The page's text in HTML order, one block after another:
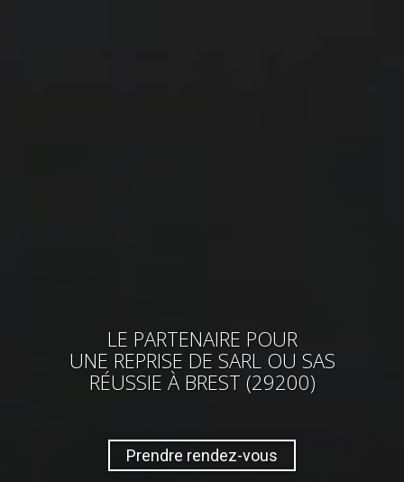
LE PARTENAIRE POUR
UNE REPRISE DE SARL OU SAS
RÉUSSIE À BREST (29200)
Prendre rendez-vous